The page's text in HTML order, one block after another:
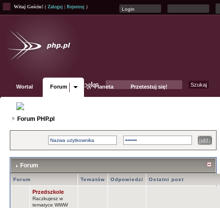
Witaj Gościu! ( Zaloguj | Rejestruj )
Wortal Forum Planeta Przetestuj się!
Forum PHP.pl
Forum
Forum Tematów Odpowiedzi Ostatni post
Przedszkole
Raczkujesz w
tematyce WWW